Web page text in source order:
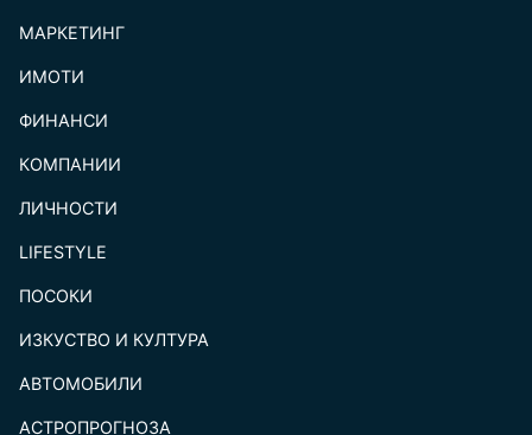
МАРКЕТИНГ
ИМОТИ
ФИНАНСИ
КОМПАНИИ
ЛИЧНОСТИ
LIFESTYLE
ПОСОКИ
ИЗКУСТВО И КУЛТУРА
АВТОМОБИЛИ
АСТРОПРОГНОЗА